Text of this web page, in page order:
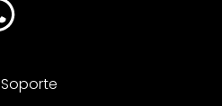
Soporte